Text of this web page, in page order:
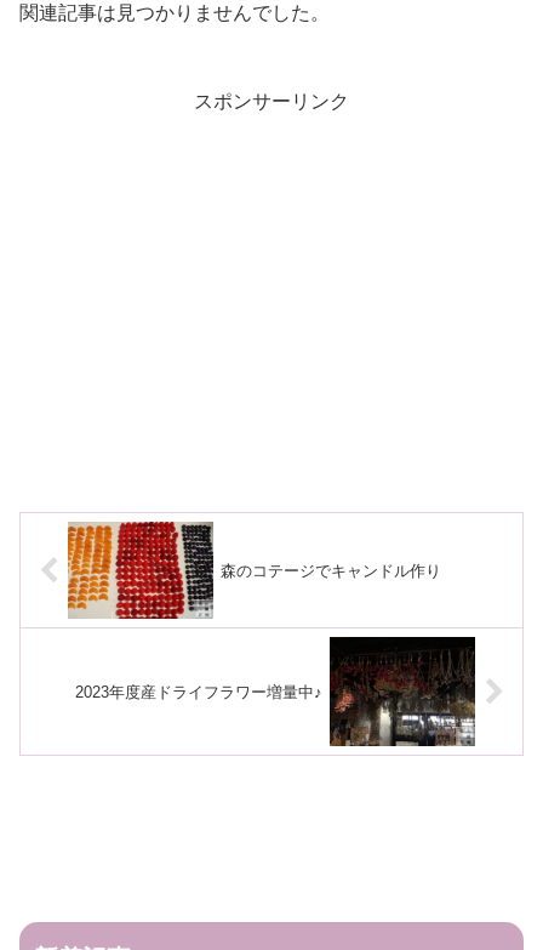
関連記事は見つかりませんでした。
スポンサーリンク
森のコテージでキャンドル作り
2023年度産ドライフラワー増量中♪